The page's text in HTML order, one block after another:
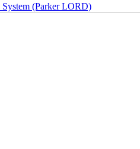
System (Parker LORD)